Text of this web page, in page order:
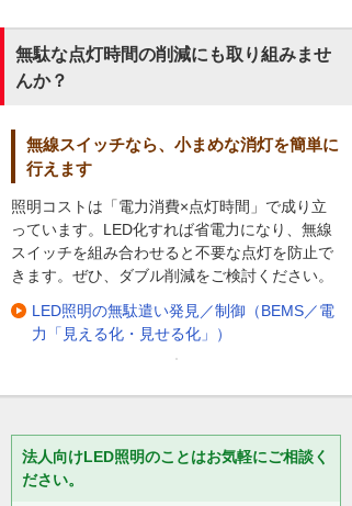
無駄な点灯時間の削減にも取り組みませ
んか？
無線スイッチなら、小まめな消灯を簡単に
行えます
照明コストは「電力消費×点灯時間」で成り立
っています。LED化すれば省電力になり、無線
スイッチを組み合わせると不要な点灯を防止で
きます。ぜひ、ダブル削減をご検討ください。
LED照明の無駄遣い発見／制御（BEMS／電
力「見える化・見せる化」）
法人向けLED照明のことはお気軽にご相談く
ださい。